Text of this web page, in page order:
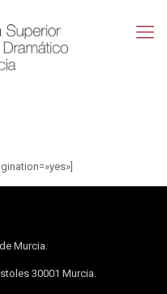
Murcia.
30001 Murcia.